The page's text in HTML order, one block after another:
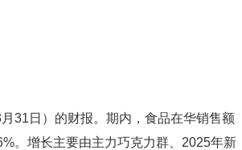
31日）的财报。期内，食品在华销售额
。增长主要由主力巧克力群、2025年新